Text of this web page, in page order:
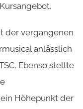
der vergangenen
anlässlich
Ebenso stellte
Höhepunkt der